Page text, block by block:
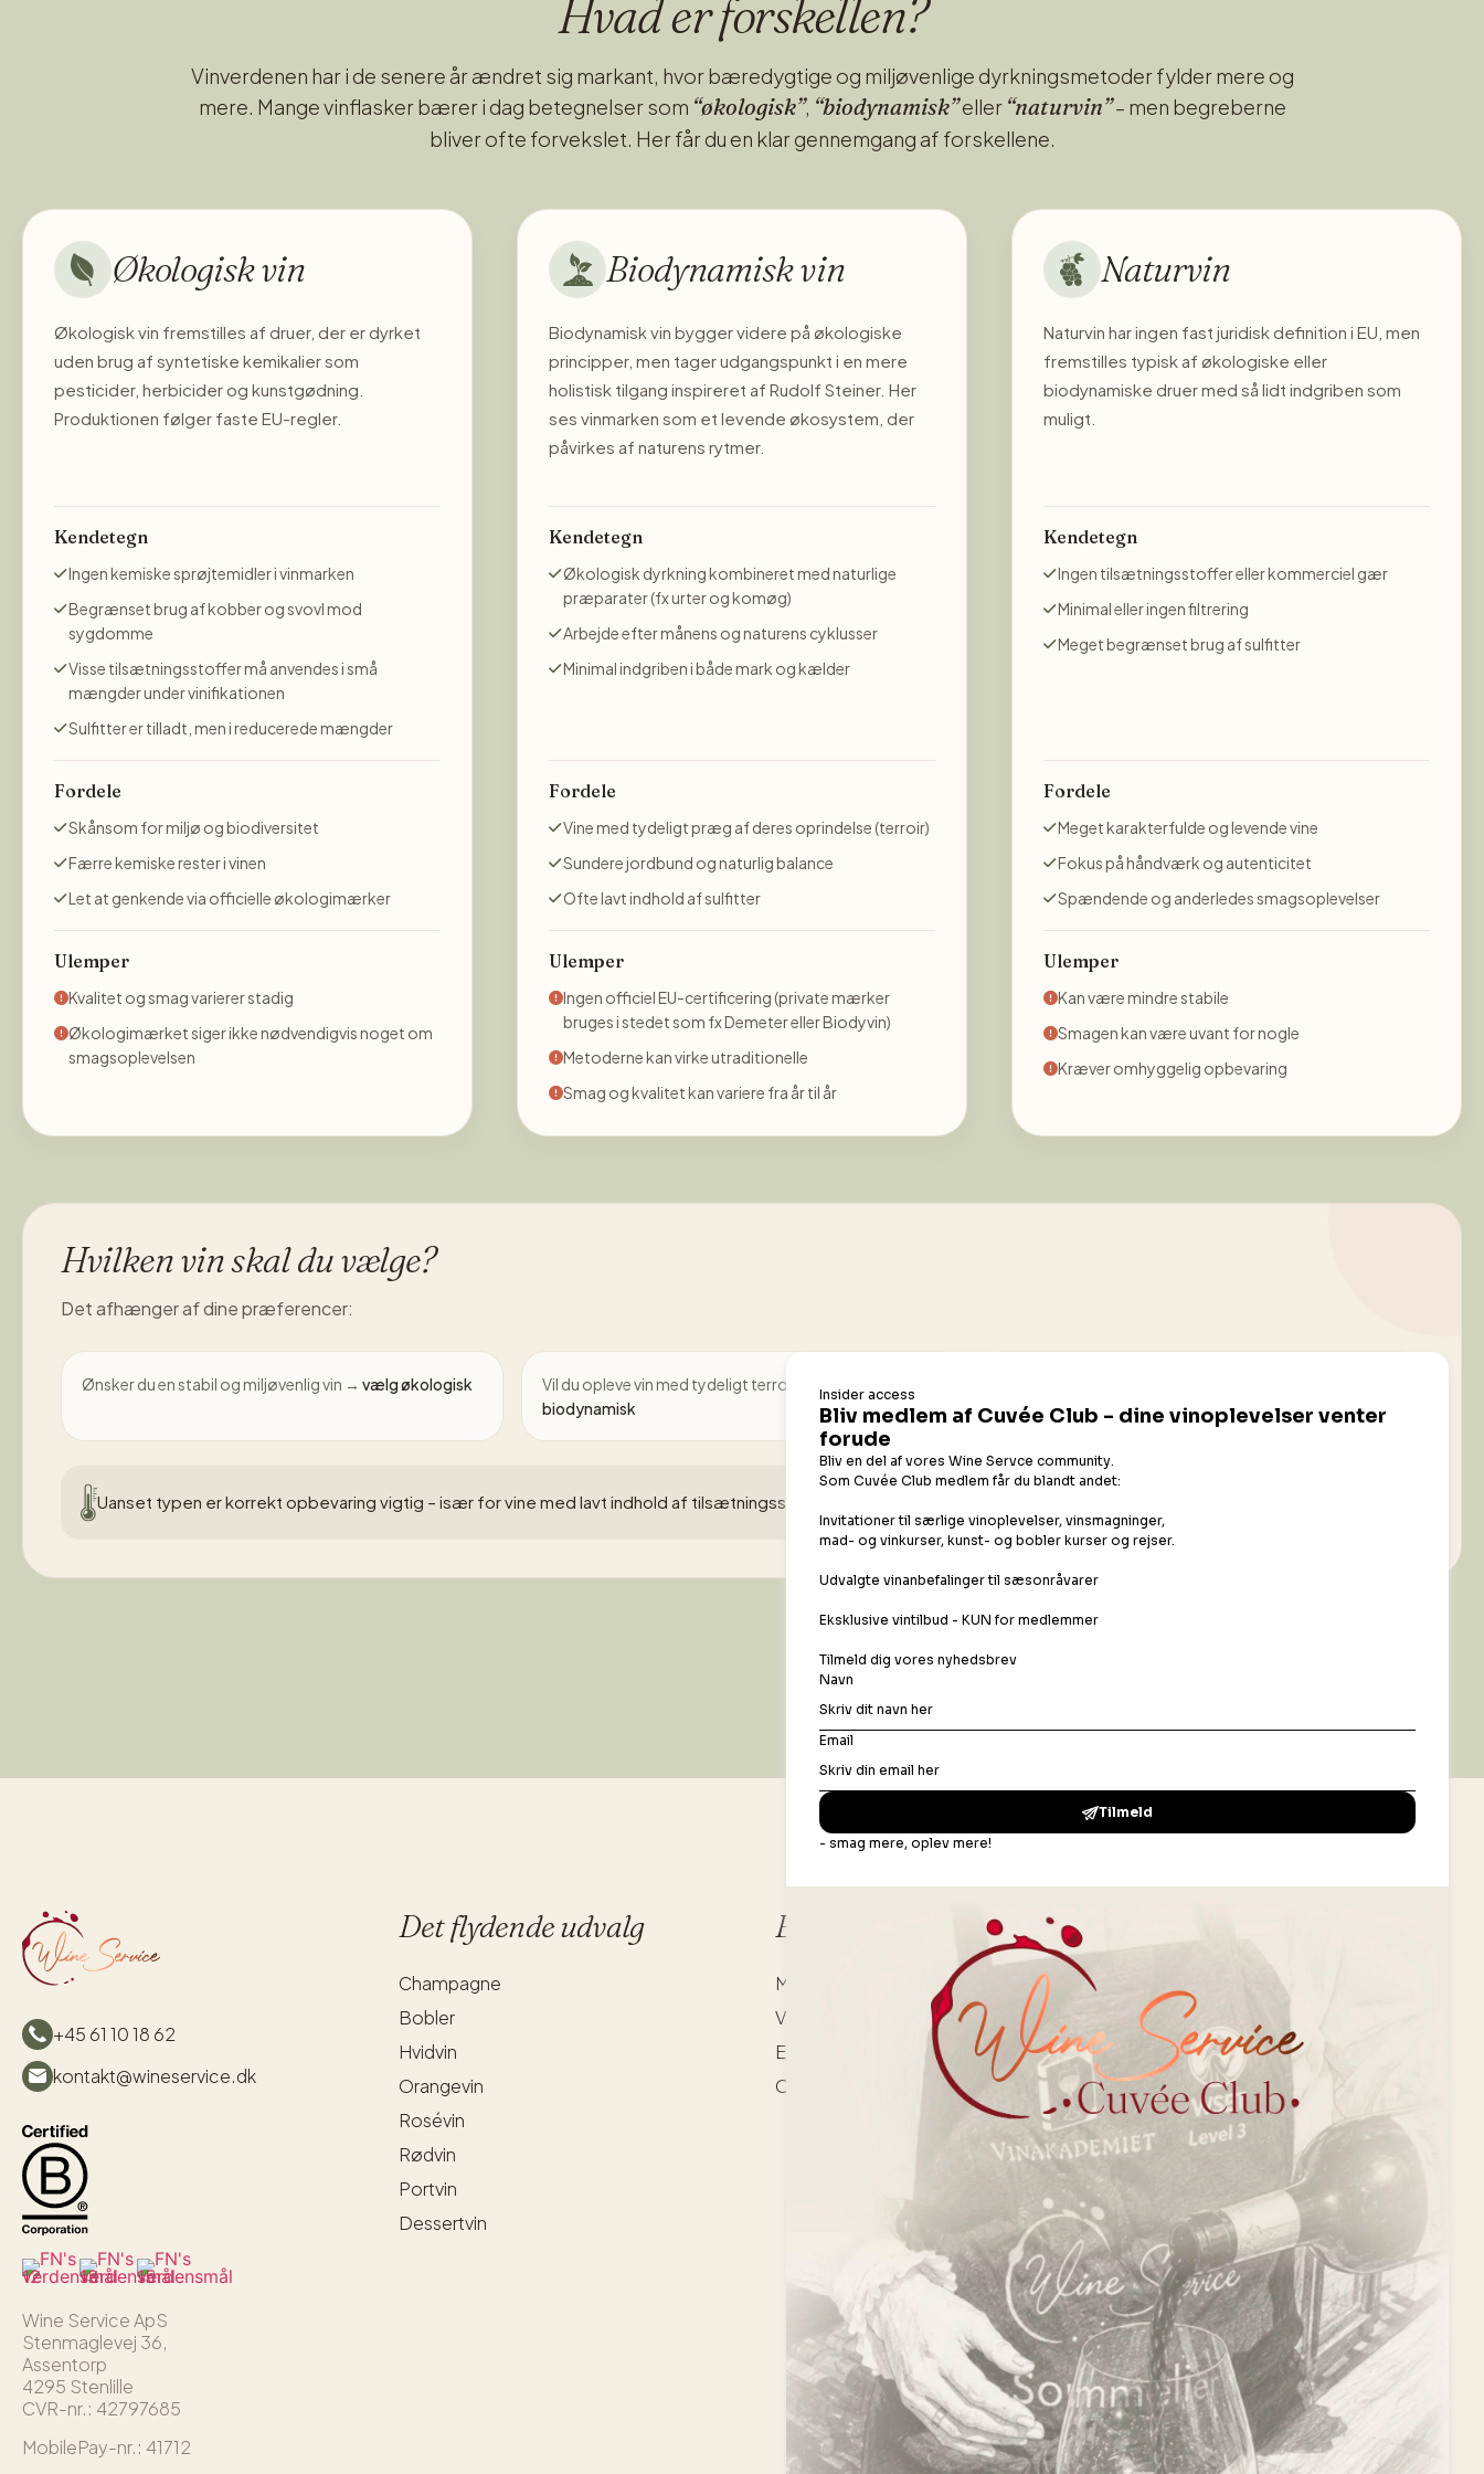
Hvad er forskellen?
Vinverdenen har i de senere år ændret sig markant, hvor bæredygtige og miljøvenlige dyrkningsmetoder fylder mere og
mere. Mange vinflasker bærer i dag betegnelser som “økologisk”, “biodynamisk”eller “naturvin”– men begreberne
bliver ofte forvekslet. Her får du en klar gennemgang af forskellene.
Økologisk vin
Økologisk vin fremstilles af druer, der er dyrket
uden brug af syntetiske kemikalier som
pesticider, herbicider og kunstgødning.
Produktionen følger faste EU-regler.
Kendetegn
Ingen kemiske sprøjtemidler i vinmarken
Begrænset brug af kobber og svovl mod
sygdomme
Visse tilsætningsstoffer må anvendes i små
mængder under vinifikationen
Sulfitter er tilladt, men i reducerede mængder
Fordele
Skånsom for miljø og biodiversitet
Færre kemiske rester i vinen
Let at genkende via officielle økologimærker
Ulemper
Kvalitet og smag varierer stadig
Økologimærket siger ikke nødvendigvis noget om
smagsoplevelsen
Biodynamisk vin
Biodynamisk vin bygger videre på økologiske
principper, men tager udgangspunkt i en mere
holistisk tilgang inspireret af Rudolf Steiner. Her
ses vinmarken som et levende økosystem, der
påvirkes af naturens rytmer.
Kendetegn
Økologisk dyrkning kombineret med naturlige
præparater (fx urter og komøg)
Arbejde efter månens og naturens cyklusser
Minimal indgriben i både mark og kælder
Fordele
Vine med tydeligt præg af deres oprindelse (terroir)
Sundere jordbund og naturlig balance
Ofte lavt indhold af sulfitter
Ulemper
Ingen officiel EU-certificering (private mærker
bruges i stedet som fx Demeter eller Biodyvin)
Metoderne kan virke utraditionelle
Smag og kvalitet kan variere fra år til år
Naturvin
Naturvin har ingen fast juridisk definition i EU, men
fremstilles typisk af økologiske eller
biodynamiske druer med så lidt indgriben som
muligt.
Kendetegn
Ingen tilsætningsstoffer eller kommerciel gær
Minimal eller ingen filtrering
Meget begrænset brug af sulfitter
Fordele
Meget karakterfulde og levende vine
Fokus på håndværk og autenticitet
Spændende og anderledes smagsoplevelser
Ulemper
Kan være mindre stabile
Smagen kan være uvant for nogle
Kræver omhyggelig opbevaring
Hvilken vin skal du vælge?
Det afhænger af dine præferencer:
Ønsker du en stabil og miljøvenlig vin → vælg økologisk Vil du opleve vin med tydeligt terroir →
biodynamisk
naturvin
Uanset typen er korrekt opbevaring vigtig – især for vine med lavt indhold af tilsætningsstoffer, da de er mere følsomme over for temperatur og lys.
+45 61 10 18 62
kontakt@wineservice.dk
Wine Service ApS
Stenmaglevej 36,
Assentorp
4295 Stenlille
CVR-nr.: 42797685
MobilePay-nr.: 41712
Det flydende udvalg
Champagne
Bobler
Hvidvin
Orangevin
Rosévin
Rødvin
Portvin
Dessertvin
Bonusafdelingen
Madopskrifter
Vinbar
Events
Om os
Handelsbetingelser B2C
Handelsbetingelser B2B
Privatlivspolitik
ESG og bæredygtighed
Øvrige politikker
FN’s Verdensmål
Fortryd dit køb
Kontakt os
ALDERSGRÆNSE
FOR SALG